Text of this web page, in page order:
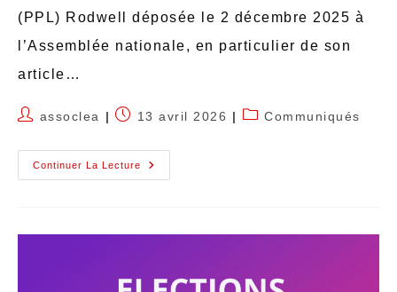
(PPL) Rodwell déposée le 2 décembre 2025 à
l’Assemblée nationale, en particulier de son
article…
assoclea 13 avril 2026 Communiqués
Continuer La Lecture